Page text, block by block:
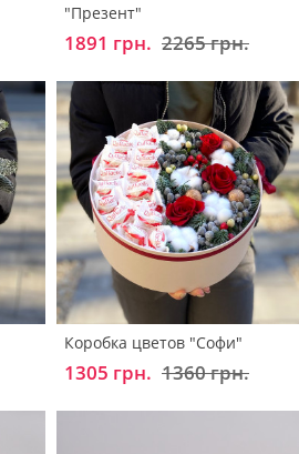
"Презент"
1891 грн. 2265 грн.
Коробка цветов "Софи"
1305 грн. 1360 грн.